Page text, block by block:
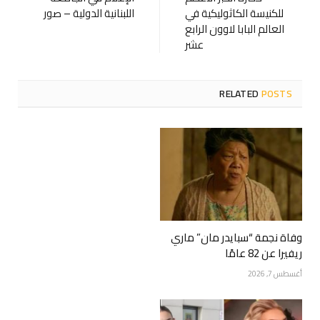
للكنيسة الكاثوليكية في
العالم البابا لاوون الرابع
عشر
اللبنانية الدولية – صور
RELATEDPOSTS
وفاة نجمة “سبايدر مان” ماري
ريفيرا عن 82 عامًا
أغسطس 7, 2026